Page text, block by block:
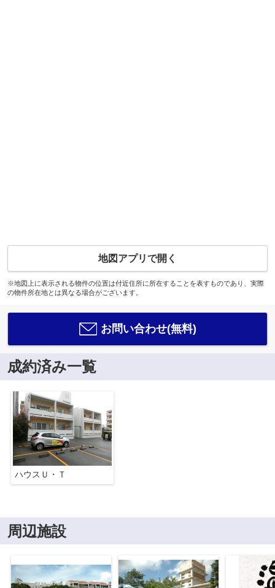
地図アプリで開く
※地図上に表示される物件の位置は付近住所に所在することを表すものであり、実際
の物件所在地とは異なる場合がございます。
お問い合わせ(無料)
成約済み一覧
ハウスＵ・Ｔ
周辺施設